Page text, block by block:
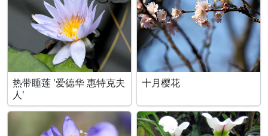
热带睡莲 '爱德华 惠特克夫
人'
十月樱花